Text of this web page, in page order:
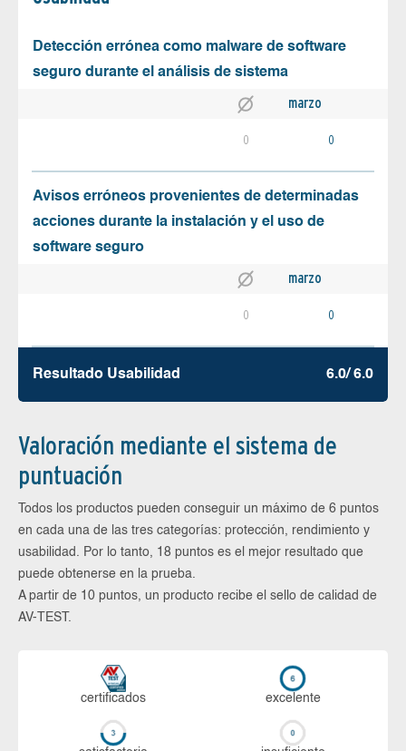
Detección errónea como malware de software
seguro durante el análisis de sistema
marzo
0 0
Avisos erróneos provenientes de determinadas
acciones durante la instalación y el uso de
software seguro
marzo
0 0
Resultado Usabilidad 6.0/ 6.0
Valoración mediante el sistema de
puntuación
Todos los productos pueden conseguir un máximo de 6 puntos
en cada una de las tres categorías: protección, rendimiento y
usabilidad. Por lo tanto, 18 puntos es el mejor resultado que
puede obtenerse en la prueba.
A partir de 10 puntos, un producto recibe el sello de calidad de
AV-TEST.
certi­ficados ex­ce­len­te